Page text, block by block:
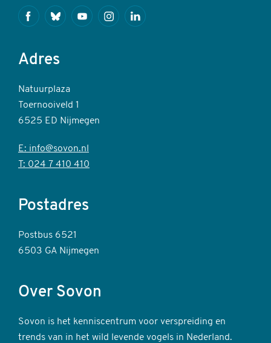
FacebookBlueskyYoutubeInstagramLinkedin
Adres
Natuurplaza
Toernooiveld 1
6525 ED Nijmegen
E: info@sovon.nl
T: 024 7 410 410
Postadres
Postbus 6521
6503 GA Nijmegen
Over Sovon
Sovon is het kenniscentrum voor verspreiding en
trends van in het wild levende vogels in Nederland.